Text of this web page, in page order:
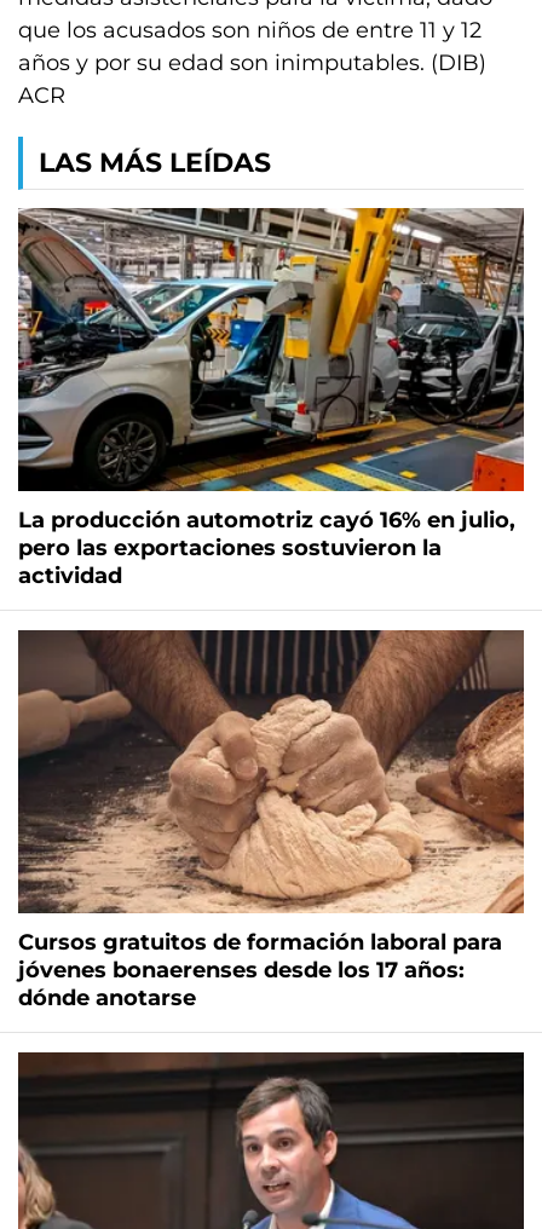
que los acusados son niños de entre 11 y 12
años y por su edad son inimputables. (DIB)
ACR
LAS MÁS LEÍDAS
La producción automotriz cayó 16% en julio,
pero las exportaciones sostuvieron la
actividad
Cursos gratuitos de formación laboral para
jóvenes bonaerenses desde los 17 años:
dónde anotarse